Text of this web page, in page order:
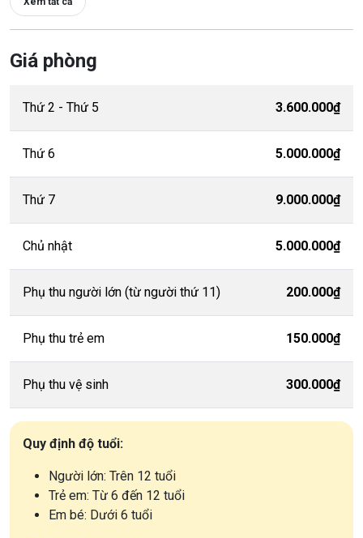
Giá phòng
Thứ 2 - Thứ 5 3.600.000₫
Thứ 6 5.000.000₫
Thứ 7 9.000.000₫
Chủ nhật 5.000.000₫
Phụ thu người lớn (từ người thứ 11) 200.000₫
Phụ thu trẻ em 150.000₫
Phụ thu vệ sinh 300.000₫
Quy định độ tuổi:
Người lớn: Trên 12 tuổi
Trẻ em: Từ 6 đến 12 tuổi
Em bé: Dưới 6 tuổi